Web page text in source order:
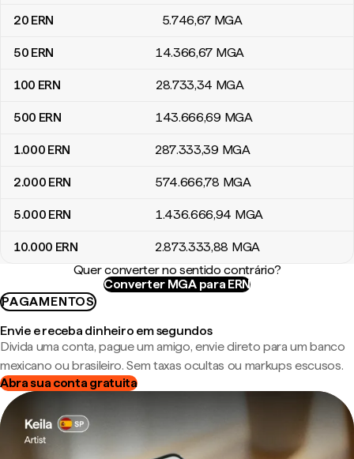
20 ERN 5.746,67 MGA
50 ERN 14.366,67 MGA
100 ERN 28.733,34 MGA
500 ERN 143.666,69 MGA
1.000 ERN 287.333,39 MGA
2.000 ERN 574.666,78 MGA
5.000 ERN 1.436.666,94 MGA
10.000 ERN 2.873.333,88 MGA
Quer converter no sentido contrário?
Converter MGA para ERN
PAGAMENTOS
Envie e receba dinheiro em segundos
Divida uma conta, pague um amigo, envie direto para um banco
mexicano ou brasileiro. Sem taxas ocultas ou markups escusos.
Abra sua conta gratuita